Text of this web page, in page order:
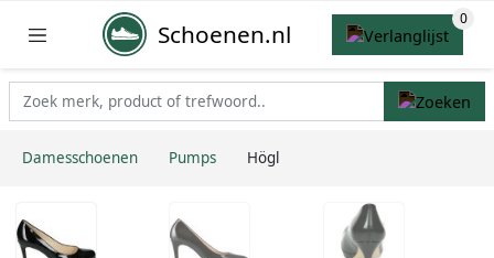
Schoenen.nl
Damesschoenen Pumps Högl